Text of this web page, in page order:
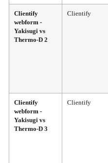
Clientify
webform -
Yakisugi vs
Thermo-D 2
Clientify
Clientify
webform -
Yakisugi vs
Thermo-D 3
Clientify